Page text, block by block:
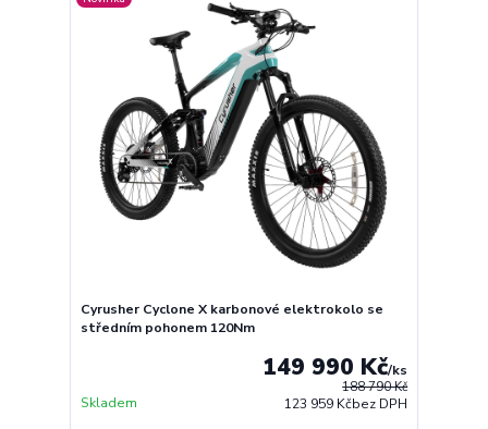
Cyrusher Cyclone X karbonové elektrokolo se
středním pohonem 120Nm
188 790 Kč
149 990 Kč/ks
123 959 Kčbez DPH
Skladem